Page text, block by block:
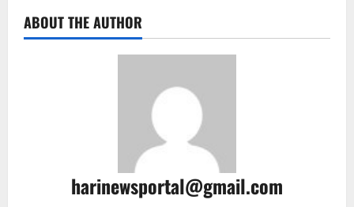
ABOUT THE AUTHOR
harinewsportal@gmail.com